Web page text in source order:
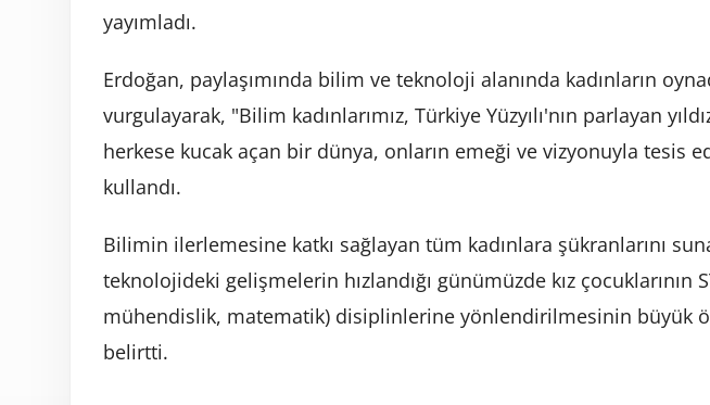
yayımladı.
Erdoğan, paylaşımında bilim ve teknoloji alanında kadınların
vurgulayarak, "Bilim kadınlarımız, Türkiye Yüzyılı'nın parlayan
herkese kucak açan bir dünya, onların emeği ve vizyonuyla tesis
kullandı.
Bilimin ilerlemesine katkı sağlayan tüm kadınlara şükranlarını
teknolojideki gelişmelerin hızlandığı günümüzde kız çocuklarının
mühendislik, matematik) disiplinlerine yönlendirilmesinin büyük
belirtti.